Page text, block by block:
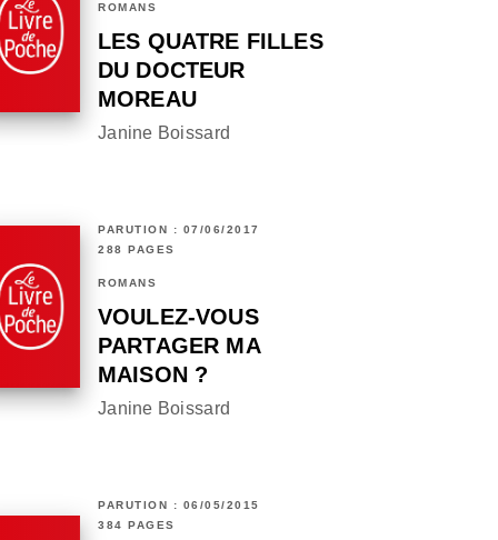
ROMANS
LES QUATRE FILLES
DU DOCTEUR
MOREAU
Janine Boissard
PARUTION : 07/06/2017
288 PAGES
ROMANS
VOULEZ-VOUS
PARTAGER MA
MAISON ?
Janine Boissard
PARUTION : 06/05/2015
384 PAGES